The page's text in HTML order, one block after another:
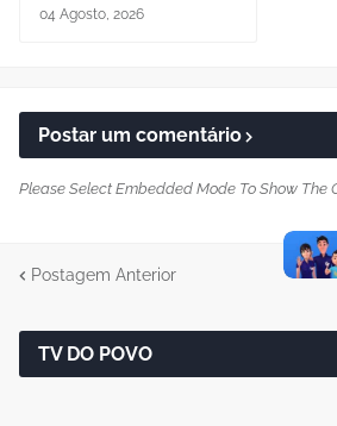
04 Agosto, 2026
Postar um comentário
Please Select Embedded Mode To Show The
Postagem Anterior
TV DO POVO